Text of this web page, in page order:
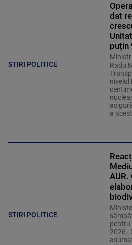
STIRI POLITICE
dat
puțin
Radu
nivelul
a
STIRI POLITICE
AUR.
pentru